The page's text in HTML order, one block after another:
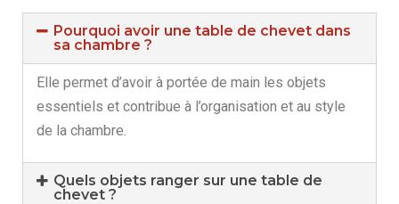
Pourquoi avoir une table de chevet dans
sa chambre ?
Elle permet d’avoir à portée de main les objets
essentiels et contribue à l’organisation et au style
de la chambre.
Quels objets ranger sur une table de
chevet ?